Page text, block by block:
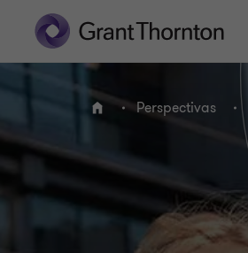
INICIO Perspectivas